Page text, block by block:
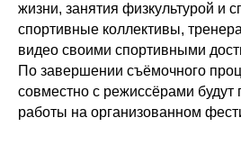
жизни, занятия физкультурой и
спортивные коллективы,
видео своими спортивными
По завершении съёмочного
совместно с режиссёрами будут
работы на организованном